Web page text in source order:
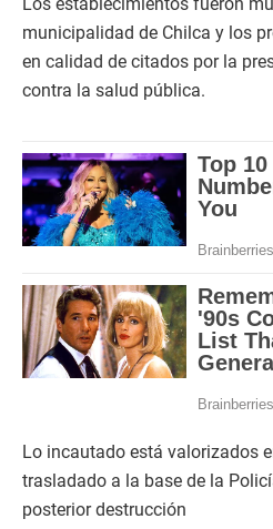
Los establecimientos fueron
municipalidad de Chilca y los
en calidad de citados por la
contra la salud pública.
Lo incautado está valorizados
trasladado a la base de la
posterior destrucción